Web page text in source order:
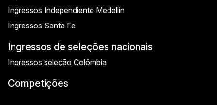
Ingressos Independiente Medellín
Ingressos Santa Fe
Ingressos de seleções nacionais
Ingressos seleção Colômbia
Competições